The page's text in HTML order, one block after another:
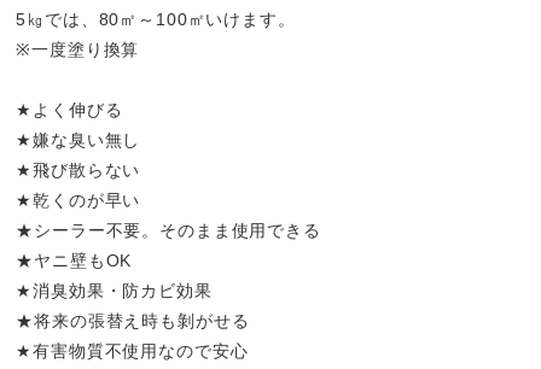
5㎏では、80㎡～100㎡いけます。
※一度塗り換算
★よく伸びる
★嫌な臭い無し
★飛び散らない
★乾くのが早い
★シーラー不要。そのまま使用できる
★ヤニ壁もOK
★消臭効果・防カビ効果
★将来の張替え時も剝がせる
★有害物質不使用なので安心